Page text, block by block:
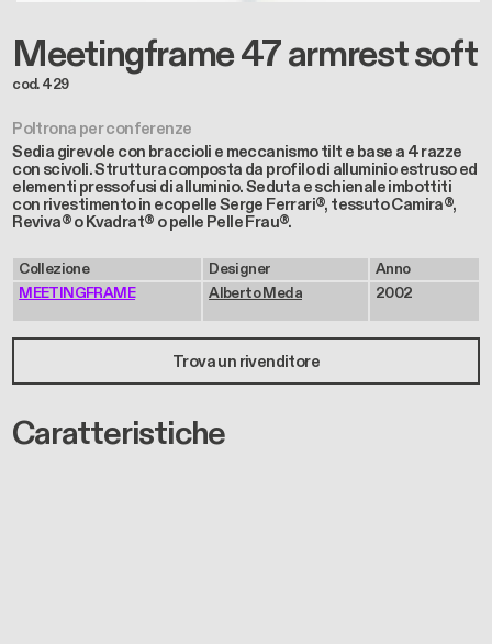
Meetingframe 47 armrest soft
cod. 429
Poltrona per conferenze
Sedia girevole con braccioli e meccanismo tilt e base a 4 razze
con scivoli. Struttura composta da profilo di alluminio estruso ed
elementi pressofusi di alluminio. Seduta e schienale imbottiti
con rivestimento in ecopelle Serge Ferrari®, tessuto Camira®,
Reviva® o Kvadrat® o pelle Pelle Frau®.
Collezione
MEETINGFRAME
Designer
Alberto Meda
Anno
2002
Trova un rivenditore
Caratteristiche